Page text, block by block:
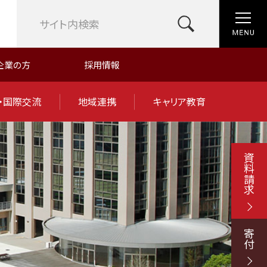
業の方 採用情報
国際交流 地域連携 キャリア教育
資料請求
寄付